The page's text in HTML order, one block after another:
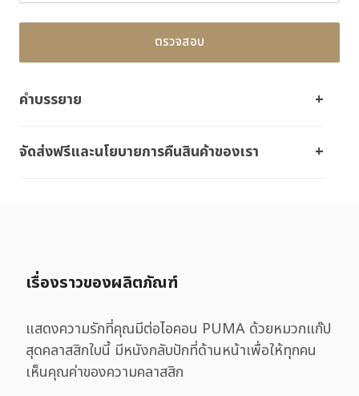
ตรวจสอบ
คำบรรยาย
จัดส่งฟรีและนโยบายการคืนสินค้าของเรา
เรื่องราวของผลิตภัณฑ์
แสดงความรักที่คุณมีต่อไอคอน PUMA ด้วยหมวกแก๊ป
สุดคลาสสิกใบนี้ มีหนังกลับปักที่ด้านหน้าเพื่อให้ทุกคน
เห็นคุณค่าของความคลาสสิก